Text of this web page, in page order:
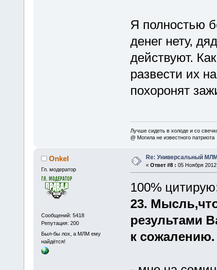
Я полностью
денег нету,
действуют.
развести их
похоронят
Лучше сидеть в холоде и со
@ Могила не известного патриота
Onkel
Гл. модератор
Сообщений: 5418
Репутация: 200
Был-бы лох, а МЛМ ему
найдётся!
Re: Универсальный
« Ответ #8 : 05 Ноября
100%
23.
результами
к сожалению.